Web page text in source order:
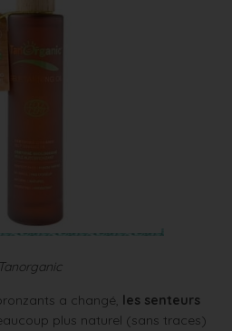
Tanorganic
a changé,
les senteurs
plus naturel (sans traces)